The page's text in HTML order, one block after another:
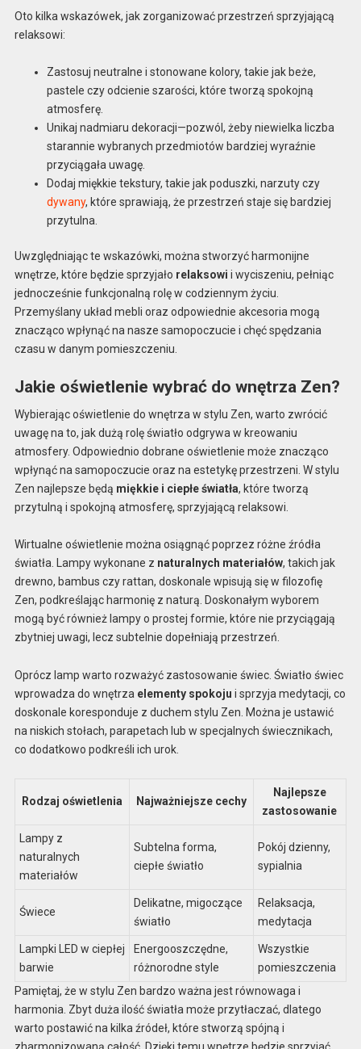
Oto kilka wskazówek, jak zorganizować przestrzeń sprzyjającą
relaksowi:
Zastosuj neutralne i stonowane kolory, takie jak beże,
pastele czy odcienie szarości, które tworzą spokojną
atmosferę.
Unikaj nadmiaru dekoracji—pozwól, żeby niewielka liczba
starannie wybranych przedmiotów bardziej wyraźnie
przyciągała uwagę.
Dodaj miękkie tekstury, takie jak poduszki, narzuty czy
dywany, które sprawiają, że przestrzeń staje się bardziej
przytulna.
Uwzględniając te wskazówki, można stworzyć harmonijne
wnętrze, które będzie sprzyjało relaksowi i wyciszeniu, pełniąc
jednocześnie funkcjonalną rolę w codziennym życiu.
Przemyślany układ mebli oraz odpowiednie akcesoria mogą
znacząco wpłynąć na nasze samopoczucie i chęć spędzania
czasu w danym pomieszczeniu.
Jakie oświetlenie wybrać do wnętrza Zen?
Wybierając oświetlenie do wnętrza w stylu Zen, warto zwrócić
uwagę na to, jak dużą rolę światło odgrywa w kreowaniu
atmosfery. Odpowiednio dobrane oświetlenie może znacząco
wpłynąć na samopoczucie oraz na estetykę przestrzeni. W stylu
Zen najlepsze będą miękkie i ciepłe światła, które tworzą
przytulną i spokojną atmosferę, sprzyjającą relaksowi.
Wirtualne oświetlenie można osiągnąć poprzez różne źródła
światła. Lampy wykonane z naturalnych materiałów, takich jak
drewno, bambus czy rattan, doskonale wpisują się w filozofię
Zen, podkreślając harmonię z naturą. Doskonałym wyborem
mogą być również lampy o prostej formie, które nie przyciągają
zbytniej uwagi, lecz subtelnie dopełniają przestrzeń.
Oprócz lamp warto rozważyć zastosowanie świec. Światło świec
wprowadza do wnętrza elementy spokoju i sprzyja medytacji, co
doskonale koresponduje z duchem stylu Zen. Można je ustawić
na niskich stołach, parapetach lub w specjalnych świecznikach,
co dodatkowo podkreśli ich urok.
Rodzaj oświetlenia Najważniejsze cechy
Najlepsze
zastosowanie
Lampy z
naturalnych
materiałów
Subtelna forma,
ciepłe światło
Pokój dzienny,
sypialnia
Świece
Delikatne, migoczące
światło
Relaksacja,
medytacja
Lampki LED w ciepłej
barwie
Energooszczędne,
różnorodne style
Wszystkie
pomieszczenia
Pamiętaj, że w stylu Zen bardzo ważna jest równowaga i
harmonia. Zbyt duża ilość światła może przytłaczać, dlatego
warto postawić na kilka źródeł, które stworzą spójną i